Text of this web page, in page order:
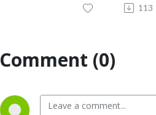
113
Comment (0)